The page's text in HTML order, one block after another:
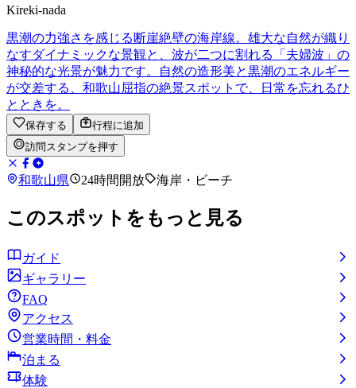
Kireki-nada
黒潮の力強さを感じる断崖絶壁の海岸線。雄大な自然が織り
なすダイナミックな景観と、波が二つに割れる「夫婦波」の
神秘的な光景が魅力です。自然の造形美と黒潮のエネルギー
が交差する、和歌山屈指の絶景スポットで、日常を忘れるひ
とときを。
保存する
行程に追加
訪問スタンプを押す
和歌山県 24時間開放 海岸・ビーチ
このスポットをもっと見る
ガイド
ギャラリー
FAQ
アクセス
営業時間・料金
泊まる
体験